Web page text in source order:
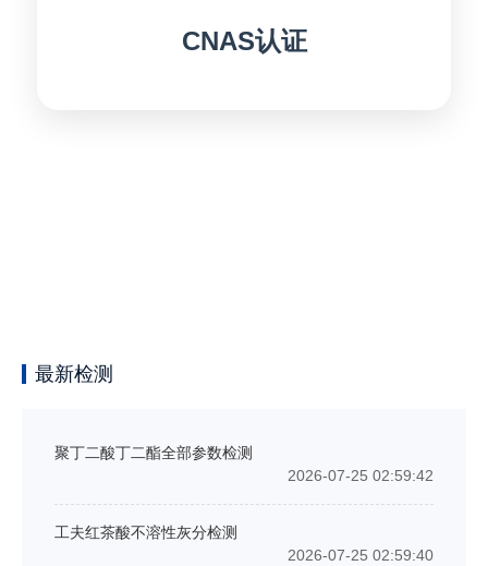
CNAS认证
最新检测
聚丁二酸丁二酯全部参数检测
2026-07-25 02:59:42
工夫红茶酸不溶性灰分检测
2026-07-25 02:59:40